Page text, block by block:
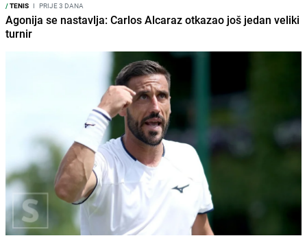
/TENIS I PRIJE 3 DANA
Agonija se nastavlja: Carlos Alcaraz otkazao još jedan veliki
turnir